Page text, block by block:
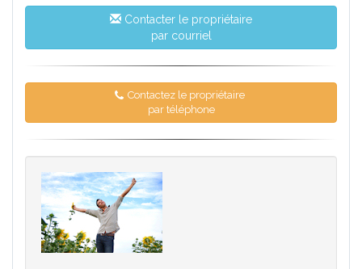
Contacter le propriétaire
par courriel
Contactez le propriétaire
par téléphone